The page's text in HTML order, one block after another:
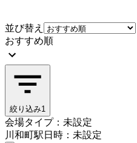
並び替え
おすすめ順
絞り込み1
会場タイプ：未設定
川和町駅日時：未設定